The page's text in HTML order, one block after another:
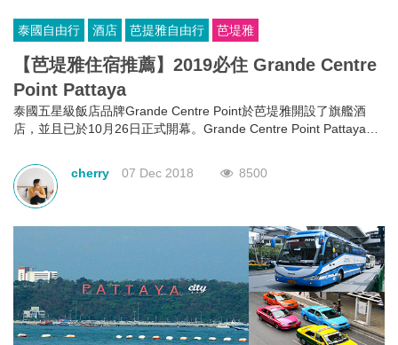
泰國自由行 酒店 芭提雅自由行 芭堤雅
【芭堤雅住宿推薦】2019必住 Grande Centre
Point Pattaya
泰國五星級飯店品牌Grande Centre Point於芭堤雅開設了旗艦酒
店，並且已於10月26日正式開幕。Grande Centre Point Pattaya坐
什麼吸引之處吧！
cherry 07 Dec 2018 8500